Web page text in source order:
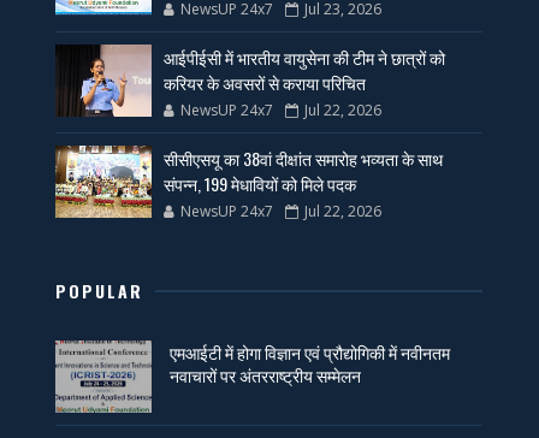
NewsUP 24x7 Jul 23, 2026
आईपीईसी में भारतीय वायुसेना की टीम ने छात्रों को
करियर के अवसरों से कराया परिचित
NewsUP 24x7 Jul 22, 2026
सीसीएसयू का 38वां दीक्षांत समारोह भव्यता के साथ
संपन्न, 199 मेधावियों को मिले पदक
NewsUP 24x7 Jul 22, 2026
POPULAR
एमआईटी में होगा विज्ञान एवं प्रौद्योगिकी में नवीनतम
नवाचारों पर अंतरराष्ट्रीय सम्मेलन